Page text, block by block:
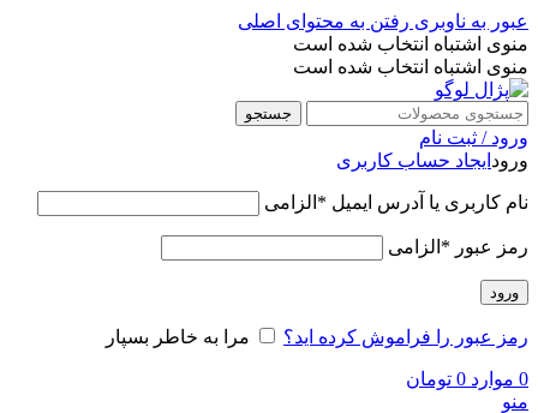
عبور به ناوبری رفتن به محتوای اصلی
منوی اشتباه انتخاب شده است
منوی اشتباه انتخاب شده است
جستجو
ورود / ثبت نام
ورود ایجاد حساب کاربری
نام کاربری یا آدرس ایمیل * الزامی
رمز عبور * الزامی
ورود
رمز عبور را فراموش کرده اید؟ مرا به خاطر بسپار
0 موارد 0 تومان
منو